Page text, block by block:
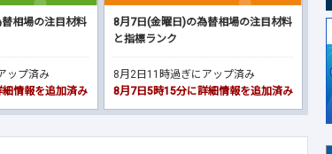
相場の注目材料
ップ済み
情報を追加済み
8月7日(金曜日)の為替相場の注目材料
と指標ランク
8月2日11時過ぎにアップ済み
8月7日5時15分に詳細情報を追加済み